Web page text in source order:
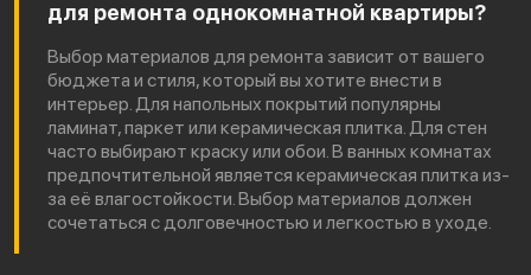
для ремонта однокомнатной квартиры?
Выбор материалов для ремонта зависит от вашего
бюджета и стиля, который вы хотите внести в
интерьер. Для напольных покрытий популярны
ламинат, паркет или керамическая плитка. Для стен
часто выбирают краску или обои. В ванных комнатах
предпочтительной является керамическая плитка из-
за её влагостойкости. Выбор материалов должен
сочетаться с долговечностью и легкостью в уходе.